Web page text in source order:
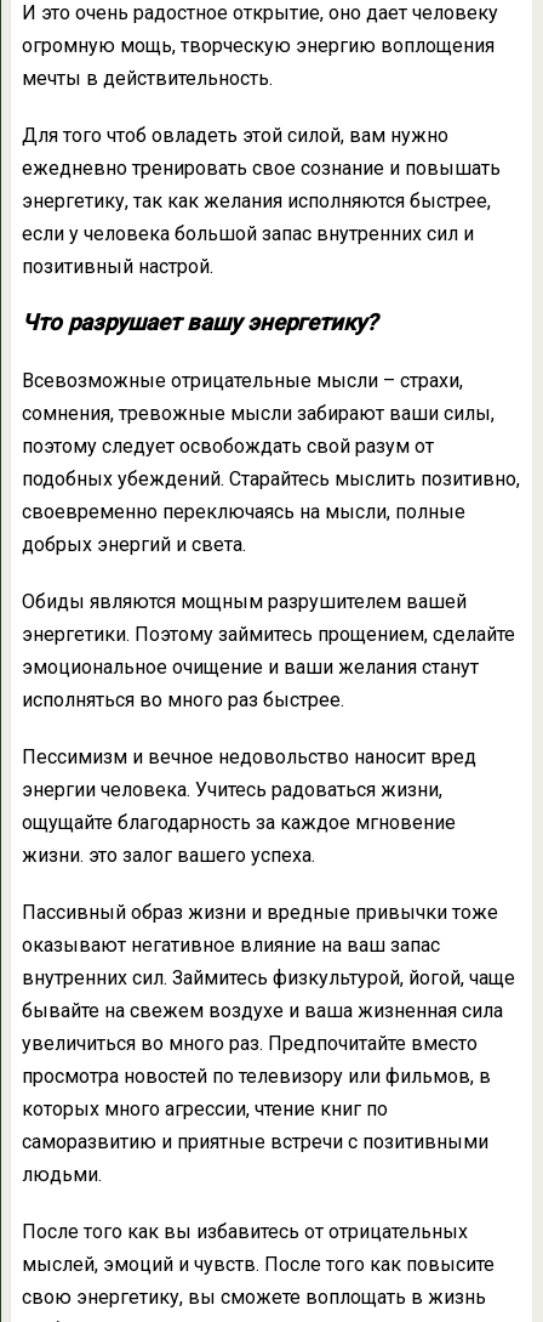
И это очень радостное открытие, оно дает человеку
огромную мощь, творческую энергию воплощения
мечты в действительность.
Для того чтоб овладеть этой силой, вам нужно
ежедневно тренировать свое сознание и повышать
энергетику, так как желания исполняются быстрее,
если у человека большой запас внутренних сил и
позитивный настрой.
Что разрушает вашу энергетику?
Всевозможные отрицательные мысли – страхи,
сомнения, тревожные мысли забирают ваши силы,
поэтому следует освобождать свой разум от
подобных убеждений. Старайтесь мыслить позитивно,
своевременно переключаясь на мысли, полные
добрых энергий и света.
Обиды являются мощным разрушителем вашей
энергетики. Поэтому займитесь прощением, сделайте
эмоциональное очищение и ваши желания станут
исполняться во много раз быстрее.
Пессимизм и вечное недовольство наносит вред
энергии человека. Учитесь радоваться жизни,
ощущайте благодарность за каждое мгновение
жизни. это залог вашего успеха.
Пассивный образ жизни и вредные привычки тоже
оказывают негативное влияние на ваш запас
внутренних сил. Займитесь физкультурой, йогой, чаще
бывайте на свежем воздухе и ваша жизненная сила
увеличиться во много раз. Предпочитайте вместо
просмотра новостей по телевизору или фильмов, в
которых много агрессии, чтение книг по
саморазвитию и приятные встречи с позитивными
людьми.
После того как вы избавитесь от отрицательных
мыслей, эмоций и чувств. После того как повысите
свою энергетику, вы сможете воплощать в жизнь